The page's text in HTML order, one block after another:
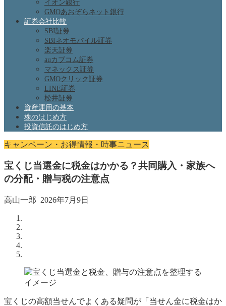
イオン銀行
GMOあおぞらネット銀行
証券会社比較
SBI証券
SBIネオモバイル証券
楽天証券
auカブコム証券
マネックス証券
GMOクリック証券
LINE証券
松井証券
資産運用の基本
株のはじめ方
投資信託のはじめ方
キャンペーン・お得情報・時事ニュース
宝くじ当選金に税金はかかる？共同購入・家族へ
の分配・贈与税の注意点
高山一郎 2026年7月9日
宝くじの高額当せんでよくある疑問が「当せん金に税金はか